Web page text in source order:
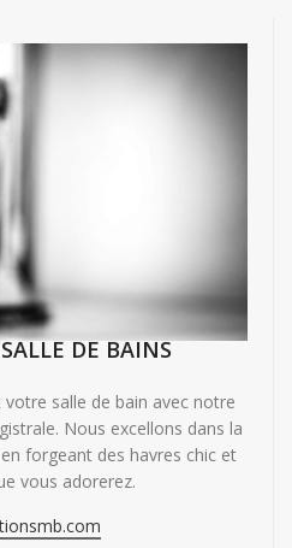
DE BAINS
salle de bain avec notre
Nous excellons dans la
forgeant des havres chic et
vous adorerez.